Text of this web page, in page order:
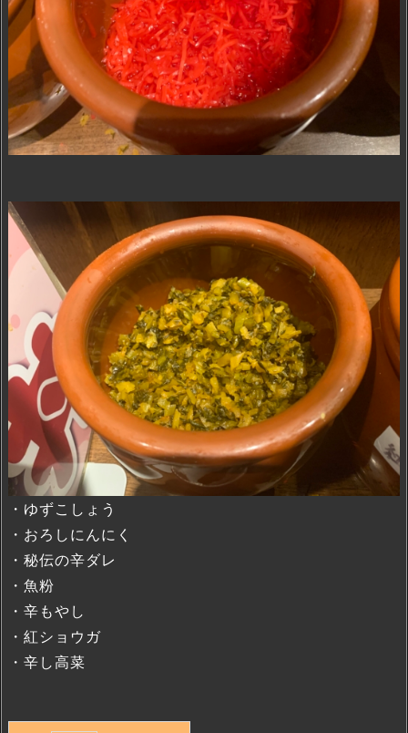
・ゆずこしょう
・おろしにんにく
・秘伝の辛ダレ
・魚粉
・辛もやし
・紅ショウガ
・辛し高菜